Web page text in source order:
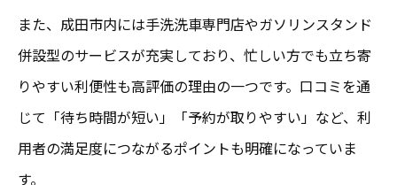
高評価の秘密は成田市の丁寧な手洗洗車工
程
口コミで注目の成田市手洗洗車仕上がり方
法
口コミから見える成田市手洗洗車の評判
また、成田市内には手洗洗車専門店やガソリンスタンド
併設型のサービスが充実しており、忙しい方でも立ち寄
りやすい利便性も高評価の理由の一つです。口コミを通
じて「待ち時間が短い」「予約が取りやすい」など、利
用者の満足度につながるポイントも明確になっていま
す。